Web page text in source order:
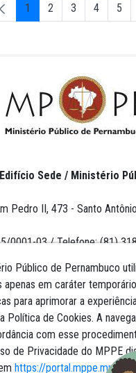
Página
1 Página
2 Página
3 Página
4 5
Público de Pernambuco
apenas em caráter
para aprimorar a
Política de Cookies. A
com esse
de Privacidade do MPPE
https://portal.mppe.mp.br/
Sede / Ministério
Pedro II, 473 - Santo
0001-03 / Telefone: (81)